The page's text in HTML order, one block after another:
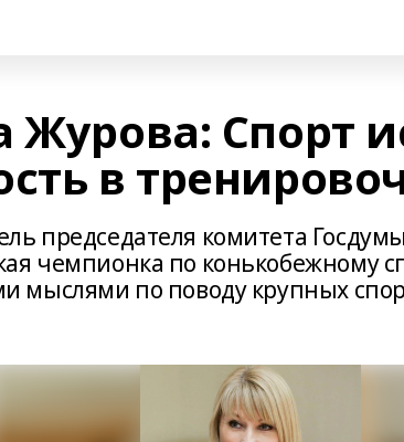
Журова: Спорт
в
председателя комитета
чемпионка по конькобежному
мыслями по поводу крупных